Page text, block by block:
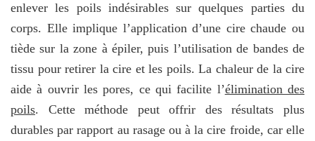
enlever les poils indésirables sur quelques parties du
corps. Elle implique l’application d’une cire chaude ou
tiède sur la zone à épiler, puis l’utilisation de bandes de
tissu pour retirer la cire et les poils. La chaleur de la cire
aide à ouvrir les pores, ce qui facilite l’élimination des
poils. Cette méthode peut offrir des résultats plus
durables par rapport au rasage ou à la cire froide, car elle